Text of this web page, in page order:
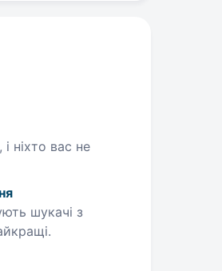
ніхто вас не
шукачі з